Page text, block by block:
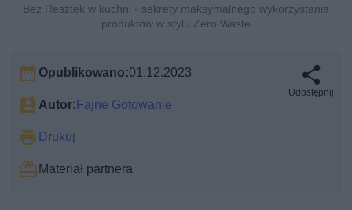
Bez Resztek w kuchni - sekrety maksymalnego wykorzystania
produktów w stylu Zero Waste
Opublikowano:01.12.2023
Autor:Fajne Gotowanie
Drukuj
Materiał partnera
Udostępnij